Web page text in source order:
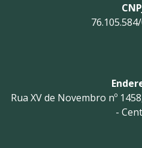
Rua XV de Novembro nº
-